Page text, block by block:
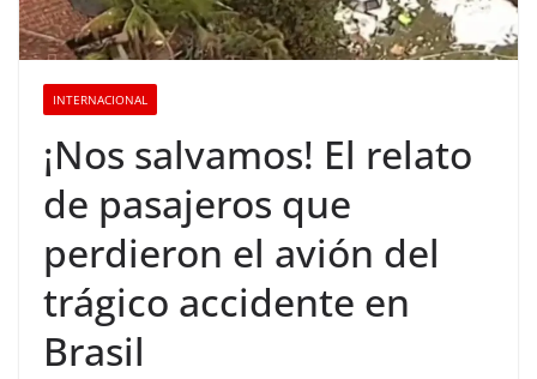
INTERNACIONAL
¡Nos salvamos! El relato
de pasajeros que
perdieron el avión del
trágico accidente en
Brasil